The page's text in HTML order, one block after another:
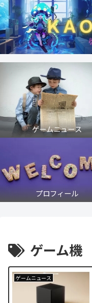
ゲームニュース
プロフィール
ゲーム機
ゲームニュース